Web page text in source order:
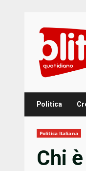
content
Politica
Politica Italiana
Chi